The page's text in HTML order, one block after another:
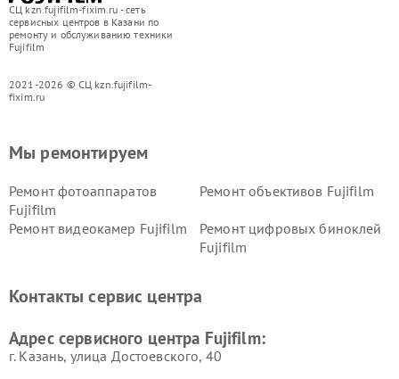
СЦ kzn.fujifilm-fixim.ru - сеть
сервисных центров в Казани по
ремонту и обслуживанию техники
Fujifilm
2021-2026 © СЦ kzn.fujifilm-
fixim.ru
Мы ремонтируем
Ремонт фотоаппаратов
Fujifilm
Ремонт объективов Fujifilm
Ремонт видеокамер Fujifilm
Ремонт цифровых биноклей
Fujifilm
Контакты сервис центра
Адрес сервисного центра Fujifilm:
г. Казань, улица Достоевского, 40